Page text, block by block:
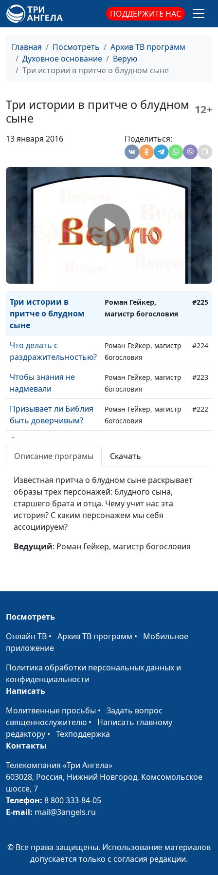
ПОДДЕРЖИТЕ НАС
Главная Посмотреть
Архив ТВ программ
Духовное основание
Верую
Три истории в притче о блудном сыне
Три истории в притче о блудном
сыне
12+
13 января 2016 Поделиться:
Песнь Песней
Иван Лобанов,
перевода Библии при
Заокской Духовной
Академии
#232
воплощенное
Евангелие
богословия
богословия
себя делать то, что
предписано в Библии
богословия
Чувство вины
Роман Гейкер, магистр
богословия
Библия как пособие
по воспитанию детей
Роман Гейкер, магистр
богословия
Путь ко злу #226
Три истории в
притче о блудном
сыне
Роман Гейкер,
магистр богословия
#225
Что делать с
раздражительностью?
Роман Гейкер, магистр
богословия
#224
Чтобы знания не
надмевали
Роман Гейкер, магистр
богословия
#223
Призывает ли Библия
быть доверчивым?
Роман Гейкер, магистр
богословия
#222
Давид — муж по
сердцу Господа
богословия
богословия
Воскресение мертвых
Юлия Синицына,
Вадим Кочкарев,
магистр богословия
Защита Бога
священнослужитель,
Соблюдение субботы
Юлия Синицына,
Неверующий супруг
Юлия Синицына,
Вадим Кочкарев,
Любовь ко врагу
Юлия Синицына,
#214
Вадим Кочкарев,
священнослужитель,
Описание програмы Скачать
Известная притча о блудном сыне раскрывает
образы трех персонажей: блудного сына,
старшего брата и отца. Чему учит нас эта
история? С каким персонажем мы себя
ассоциируем?
Ведущий: Роман Гейкер, магистр богословия
Посмотреть
Онлайн ТВ • Архив ТВ программ • Мобильное
приложение
Политика обработки персональных данных и
конфиденциальности
Написать
Молитвенные просьбы • Задать вопрос
священнослужителю • Написать главному
редактору • Техподдержка
Контакты
Телекомпания «Три Ангела»
603028, Россия, Нижний Новгород, Комсомольское
шоссе, 7
Телефон: 8 800 333-84-05
E-mail: mail@3angels.ru
© Все права защищены. Использование материалов
допускается только с согласия редакции.